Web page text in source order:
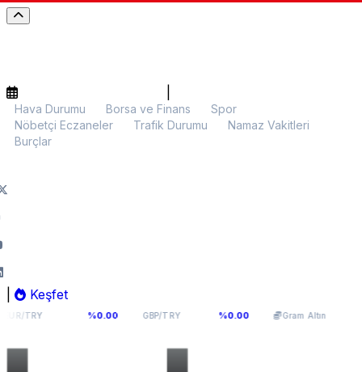
Hava Durumu Borsa ve Finans
Spor
Nöbetçi Eczaneler
Trafik Durumu
Namaz Vakitleri
Burçlar
Keşfet
%0.00 GBP/TRY 64,131 %0.00 Gram Altın 6.063,33 %0.18